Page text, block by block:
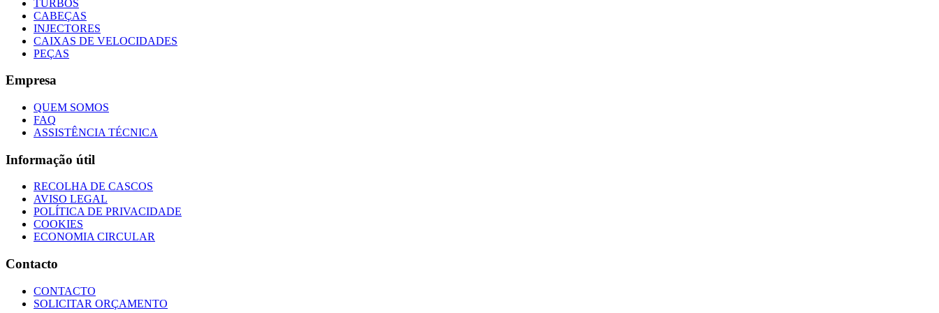
TURBOS
CABEÇAS
INJECTORES
CAIXAS DE VELOCIDADES
PEÇAS
Empresa
QUEM SOMOS
FAQ
ASSISTÊNCIA TÉCNICA
Informação útil
RECOLHA DE CASCOS
AVISO LEGAL
POLÍTICA DE PRIVACIDADE
COOKIES
ECONOMIA CIRCULAR
Contacto
CONTACTO
SOLICITAR ORÇAMENTO